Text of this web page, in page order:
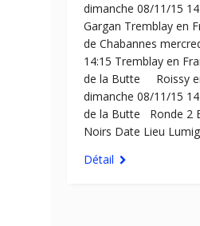
dimanche 08/11/15
Gargan Tremblay
de Chabannes
14:15 Tremblay en
de la Butte Roissy
dimanche 08/11/15
de la Butte Ronde 2
Noirs Date Lieu
Détail